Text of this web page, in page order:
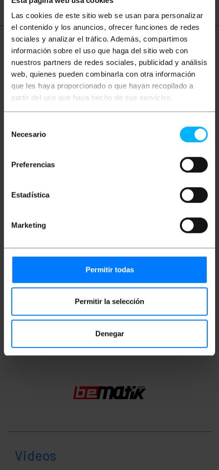
Las cookies de este sitio web se usan para personalizar
el contenido y los anuncios, ofrecer funciones de redes
sociales y analizar el tráfico. Además, compartimos
información sobre el uso que haga del sitio web con
nuestros partners de redes sociales, publicidad y análisis
web, quienes pueden combinarla con otra información
que les haya proporcionado o que hayan recopilado a
partir del uso que haya hecho de sus servicios.
Necesario
Preferencias
Estadística
Marketing
Permitir todas
Permitir la selección
Denegar
Meer informatie
Beschrijving
Voedingskabel op basis van DC-connectoren. Slang
2,1 mm (buitendiameter x binnendiameter). Van het
mannelijke geslacht aan de ene kant en vrouw aan de
Aantal pakketten: 1
Product bestand 1
Videos